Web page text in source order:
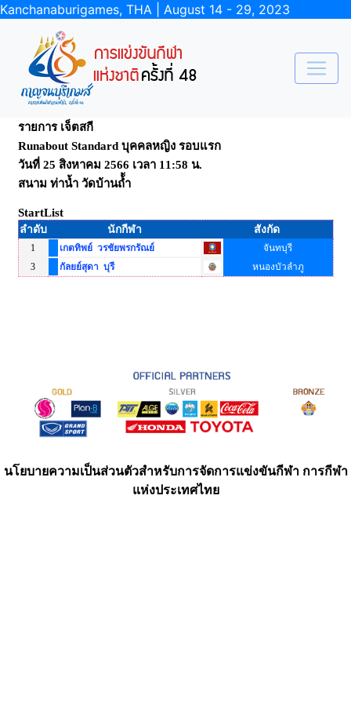
Kanchanaburigames, THA | August 14 - 29, 2023
รายการ เจ็ตสกี
Runabout Standard บุคคลหญิง รอบแรก
วันที่ 25 สิงหาคม 2566 เวลา 11:58 น.
สนาม ท่าน้ำ วัดบ้านถ้้ำ
StartList
ลำดับ นักกีฬา สังกัด
1 เกตทิพย์ วรชัยพรกรัณย์
จันทบุรี
3
กัลยย์สุดา บุรี หนองบัวลำภู
นโยบายความเป็นส่วนตัวสำหรับการจัดการแข่งขันกีฬา การกีฬา
แห่งประเทศไทย